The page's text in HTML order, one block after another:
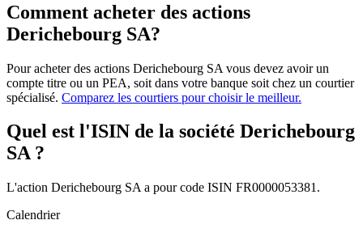
Comment acheter des actions
Derichebourg SA?
Pour acheter des actions Derichebourg SA vous devez avoir un
compte titre ou un PEA, soit dans votre banque soit chez un courtier
spécialisé. Comparez les courtiers pour choisir le meilleur.
Quel est l'ISIN de la société Derichebourg
SA ?
L'action Derichebourg SA a pour code ISIN FR0000053381.
Calendrier